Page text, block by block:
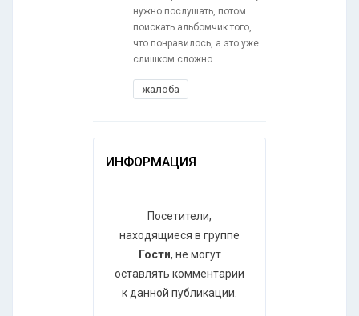
нужно послушать, потом
поискать альбомчик того,
что понравилось, а это уже
слишком сложно..
жалоба
ИНФОРМАЦИЯ
Посетители,
находящиеся в группе
Гости, не могут
оставлять комментарии
к данной публикации.